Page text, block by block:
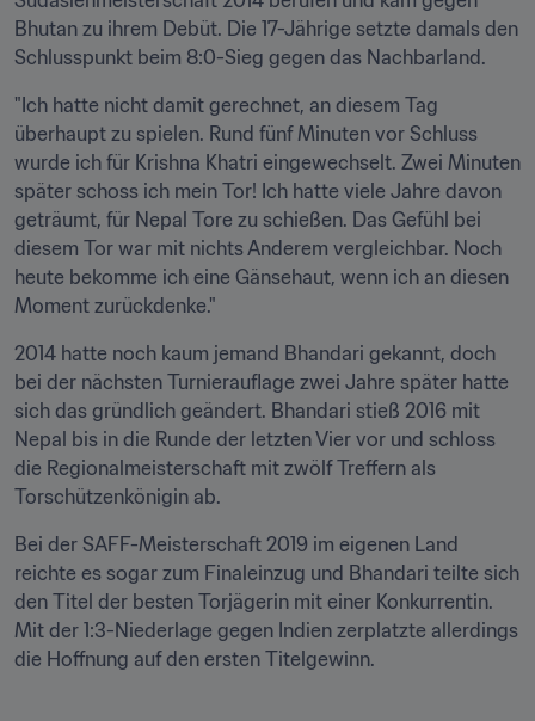
Bhutan zu ihrem Debüt. Die 17-Jährige setzte damals den
Schlusspunkt beim 8:0-Sieg gegen das Nachbarland.
"Ich hatte nicht damit gerechnet, an diesem Tag
überhaupt zu spielen. Rund fünf Minuten vor Schluss
wurde ich für Krishna Khatri eingewechselt. Zwei Minuten
später schoss ich mein Tor! Ich hatte viele Jahre davon
geträumt, für Nepal Tore zu schießen. Das Gefühl bei
diesem Tor war mit nichts Anderem vergleichbar. Noch
heute bekomme ich eine Gänsehaut, wenn ich an diesen
Moment zurückdenke."
2014 hatte noch kaum jemand Bhandari gekannt, doch
bei der nächsten Turnierauflage zwei Jahre später hatte
sich das gründlich geändert. Bhandari stieß 2016 mit
Nepal bis in die Runde der letzten Vier vor und schloss
die Regionalmeisterschaft mit zwölf Treffern als
Torschützenkönigin ab.
Bei der SAFF-Meisterschaft 2019 im eigenen Land
reichte es sogar zum Finaleinzug und Bhandari teilte sich
den Titel der besten Torjägerin mit einer Konkurrentin.
Mit der 1:3-Niederlage gegen Indien zerplatzte allerdings
die Hoffnung auf den ersten Titelgewinn.